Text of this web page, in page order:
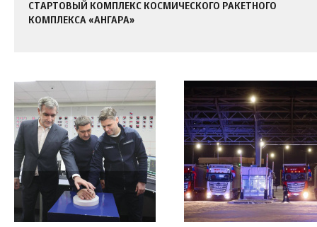
СТАРТОВЫЙ КОМПЛЕКС КОСМИЧЕСКОГО РАКЕТНОГО
КОМПЛЕКСА «АНГАРА»